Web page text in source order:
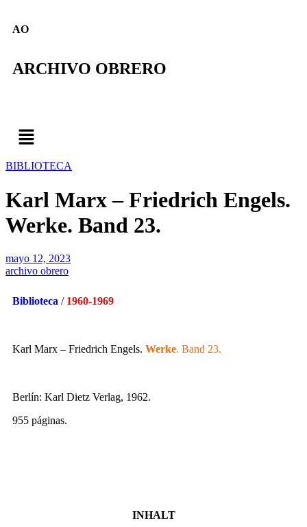
AO
ARCHIVO OBRERO
BIBLIOTECA
Karl Marx – Friedrich Engels.
Werke. Band 23.
mayo 12, 2023
archivo obrero
Biblioteca / 1960-1969
Karl Marx – Friedrich Engels. Werke. Band 23.
Berlín: Karl Dietz Verlag, 1962.
955 páginas.
INHALT